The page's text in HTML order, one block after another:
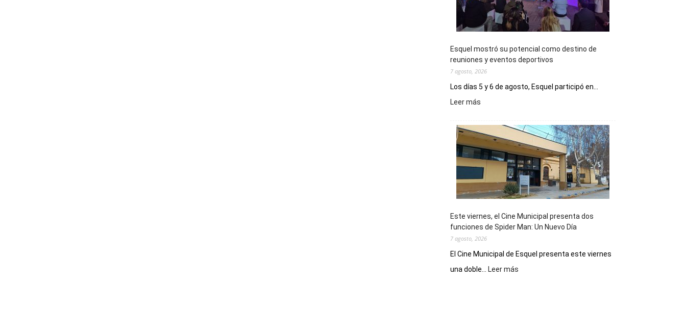
Esquel mostró su potencial como destino de
reuniones y eventos deportivos
7 agosto, 2026
Los días 5 y 6 de agosto, Esquel participó en...
Leer más
su
potencial
como
destino
de
reuniones
y
deportivos
Este viernes, el Cine Municipal presenta dos
funciones de Spider Man: Un Nuevo Día
7 agosto, 2026
El Cine Municipal de Esquel presenta este viernes
una doble...
Leer más